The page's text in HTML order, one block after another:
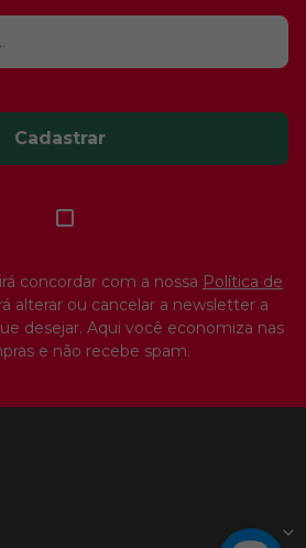
Cadastrar
concordar com a nossaPolítica de
alterar ou cancelar a newsletter a
desejar. Aqui você economiza nas